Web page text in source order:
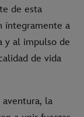
de esta
íntegramente a
y al impulso de
de vida
aventura, la